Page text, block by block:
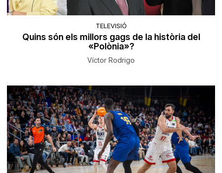
TELEVISIÓ
Quins són els millors gags de la història del
«Polònia»?
Víctor Rodrigo